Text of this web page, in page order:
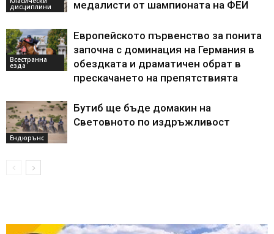
дисциплини медалисти от шампионата на ФЕИ
Всестранна
езда
Европейското първенство за понита
започна с доминация на Германия в
обездката и драматичен обрат в
прескачането на препятствията
Ендюрънс
Бутиб ще бъде домакин на
Световното по издръжливост